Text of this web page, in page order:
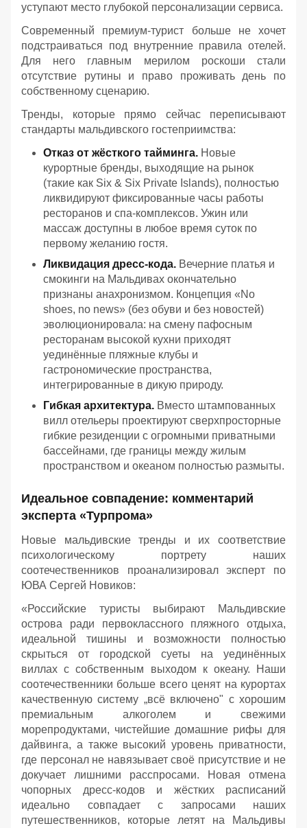
уступают место глубокой персонализации сервиса.
Современный премиум-турист больше не хочет
подстраиваться под внутренние правила отелей.
Для него главным мерилом роскоши стали
отсутствие рутины и право проживать день по
собственному сценарию.
Тренды, которые прямо сейчас переписывают
стандарты мальдивского гостеприимства:
Отказ от жёсткого тайминга. Новые
курортные бренды, выходящие на рынок
(такие как Six & Six Private Islands), полностью
ликвидируют фиксированные часы работы
ресторанов и спа-комплексов. Ужин или
массаж доступны в любое время суток по
первому желанию гостя.
Ликвидация дресс-кода. Вечерние платья и
смокинги на Мальдивах окончательно
признаны анахронизмом. Концепция «No
shoes, no news» (без обуви и без новостей)
эволюционировала: на смену пафосным
ресторанам высокой кухни приходят
уединённые пляжные клубы и
гастрономические пространства,
интегрированные в дикую природу.
Гибкая архитектура. Вместо штампованных
вилл отельеры проектируют сверхпросторные
гибкие резиденции с огромными приватными
бассейнами, где границы между жилым
пространством и океаном полностью размыты.
Идеальное совпадение: комментарий
эксперта «Турпрома»
Новые мальдивские тренды и их соответствие
психологическому портрету наших
соотечественников проанализировал эксперт по
ЮВА Сергей Новиков:
«Российские туристы выбирают Мальдивские
острова ради первоклассного пляжного отдыха,
идеальной тишины и возможности полностью
скрыться от городской суеты на уединённых
виллах с собственным выходом к океану. Наши
соотечественники больше всего ценят на курортах
качественную систему „всё включено" с хорошим
премиальным алкоголем и свежими
морепродуктами, чистейшие домашние рифы для
дайвинга, а также высокий уровень приватности,
где персонал не навязывает своё присутствие и не
докучает лишними расспросами. Новая отмена
чопорных дресс-кодов и жёстких расписаний
идеально совпадает с запросами наших
путешественников, которые летят на Мальдивы